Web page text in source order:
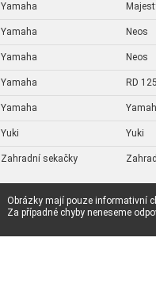
Yamaha
Yamaha Neos
Yamaha Neos
Yamaha RD
Yamaha
Yuki Yuki
Zahradní sekačky
Obrázky mají pouze informativní
Za případné chyby neneseme